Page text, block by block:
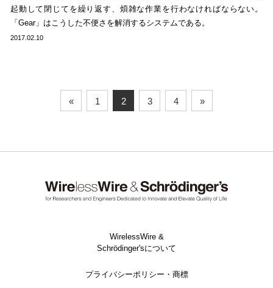
起動して閉じてを繰り返す、煩雑な作業を行わなければならない。
「Gear」はこうした不便さを解消するシステムである。
2017.02.10
« 1 2 3 4 »
WirelessWire &
Schrödinger'sについて
プライバシーポリシー・商標